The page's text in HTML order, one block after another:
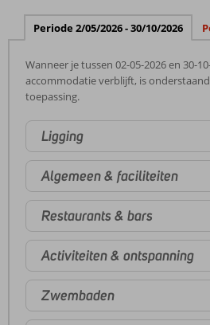
Periode 2/05/2026 - 30/10/2026
Wanneer je tussen 02-05-2026 en 30-
accommodatie verblijft, is
toepassing.
Ligging
Algemeen & faciliteiten
Restaurants & bars
Activiteiten & ontspanning
Zwembaden